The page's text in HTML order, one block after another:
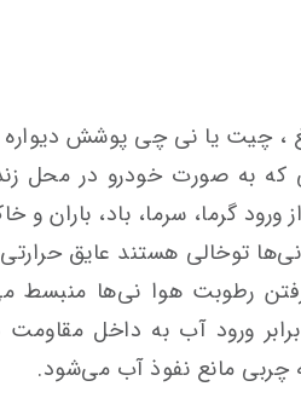
چیت یا نی چی پوشش دیواره
که به صورت خودرو در محل
ورود گرما، سرما، باد، باران
نی‌ها توخالی هستند عایق
رفتن رطوبت هوا نی‌ها
ورود آب به داخل
چربی مانع نفوذ آب می‌شود.